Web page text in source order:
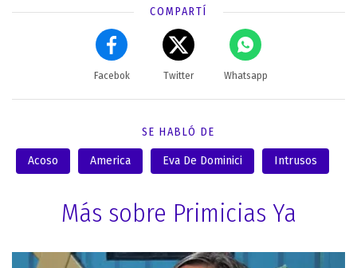
COMPARTÍ
Facebok Twitter Whatsapp
SE HABLÓ DE
Acoso America Eva De Dominici Intrusos
Más sobre Primicias Ya